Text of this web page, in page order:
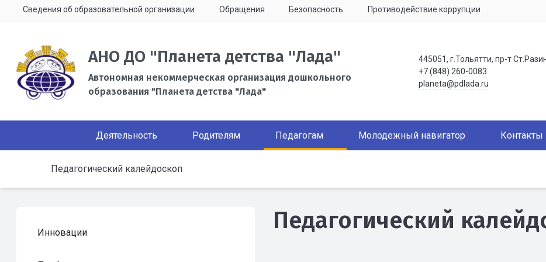
Сведения об образовательной организации Обращения Безопасность Противодействие коррупции
АНО ДО "Планета детства "Лада"
Автономная некоммерческая организация дошкольного
образования "Планета детства "Лада"
445051, г.Тольятти, пр-т
+7 (848) 260-0083
planeta@pdlada.ru
Деятельность Родителям Педагогам Молодежный навигатор Контакты
Педагогический калейдоскоп
Инновации Педагогический